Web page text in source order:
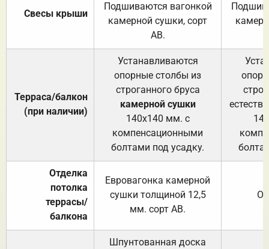
Свесы крыши
Подшиваются вагонкой
камерной сушки, сорт
АВ.
Терраса/балкон
(при наличии)
Устанавливаются
опорные столбы из
строганного бруса
камерной сушки
140х140 мм. с
компенсационными
болтами под усадку.
Отделка
потолка
террасы/
балкона
Евровагонка камерной
сушки толщиной 12,5
мм. сорт АВ.
Шпунтованная доска